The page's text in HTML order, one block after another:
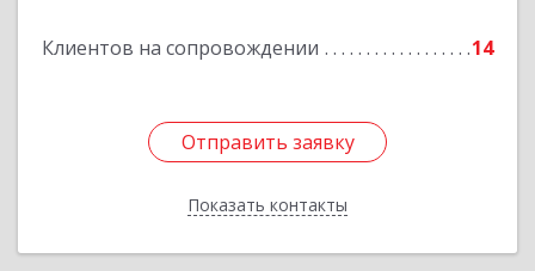
Клиентов на сопровождении 14
Отправить заявку
Показать контакты
Отправить заявку
Назад